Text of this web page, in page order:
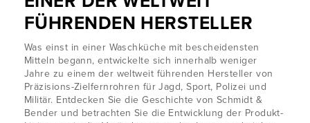
FÜHRENDEN HERSTELLER
Was einst in einer Waschküche mit bescheidensten
Mitteln begann, entwickelte sich innerhalb weniger
Jahre zu einem der weltweit führenden Hersteller von
Präzisions-Zielfernrohren für Jagd, Sport, Polizei und
Militär. Entdecken Sie die Geschichte von Schmidt &
Bender und betrachten Sie die Entwicklung der Produkt-